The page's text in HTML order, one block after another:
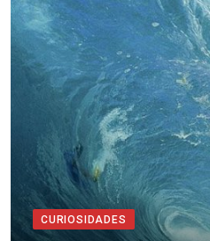
CURIOSIDADES